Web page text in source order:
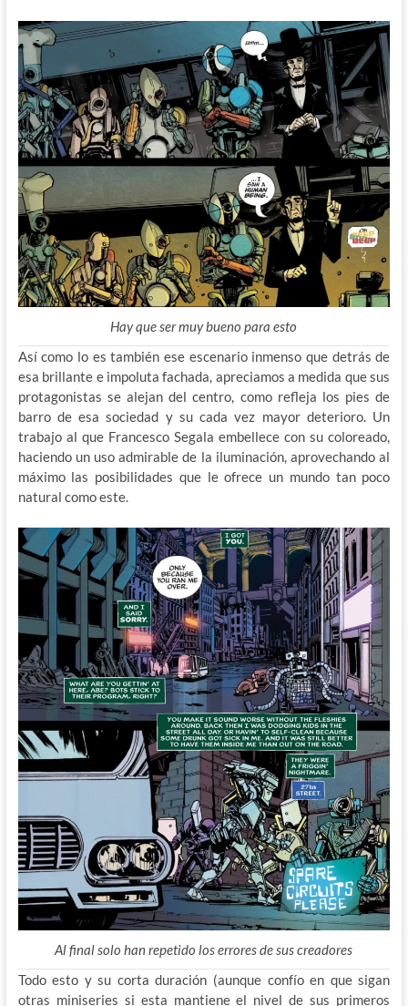
Hay que ser muy bueno para esto
Así como lo es también ese escenario inmenso que detrás de
esa brillante e impoluta fachada, apreciamos a medida que sus
protagonistas se alejan del centro, como refleja los pies de
barro de esa sociedad y su cada vez mayor deterioro. Un
trabajo al que Francesco Segala embellece con su coloreado,
haciendo un uso admirable de la iluminación, aprovechando al
máximo las posibilidades que le ofrece un mundo tan poco
natural como este.
Al final solo han repetido los errores de sus creadores
Todo esto y su corta duración (aunque confío en que sigan
otras miniseries si esta mantiene el nivel de sus primeros